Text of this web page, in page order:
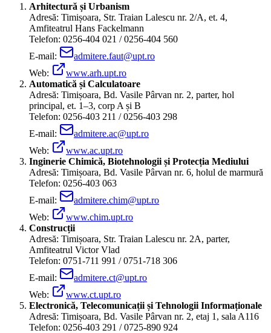
Arhitectură și Urbanism
Adresă: Timișoara, Str. Traian Lalescu nr. 2/A, et. 4,
Amfiteatrul Hans Fackelmann
Telefon: 0256-404 021 / 0256-404 560
E-mail:
admitere.faut@upt.ro
Web:
www.arh.upt.ro
Automatică și Calculatoare
Adresă: Timișoara, Bd. Vasile Pârvan nr. 2, parter, hol
principal, et. 1–3, corp A și B
Telefon: 0256-403 211 / 0256-403 298
E-mail:
admitere.ac@upt.ro
Web:
www.ac.upt.ro
Inginerie Chimică, Biotehnologii și Protecția Mediului
Adresă: Timișoara, Bd. Vasile Pârvan nr. 6, holul de marmură
Telefon: 0256-403 063
E-mail:
admitere.chim@upt.ro
Web:
www.chim.upt.ro
Construcții
Adresă: Timișoara, Str. Traian Lalescu nr. 2A, parter,
Amfiteatrul Victor Vlad
Telefon: 0751-711 991 / 0751-718 306
E-mail:
admitere.ct@upt.ro
Web:
www.ct.upt.ro
Electronică, Telecomunicații și Tehnologii Informaționale
Adresă: Timișoara, Bd. Vasile Pârvan nr. 2, etaj 1, sala A116
Telefon: 0256-403 291 / 0725-890 924